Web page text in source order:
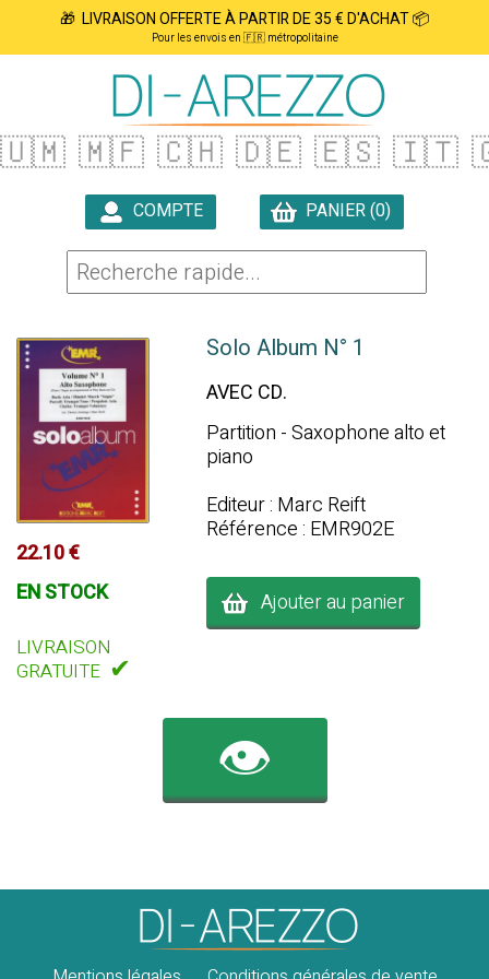
🎁 LIVRAISON OFFERTE À PARTIR DE 35 € D'ACHAT 📦
Pour les envois en 🇫🇷 métropolitaine
🇺🇲 🇲🇫 🇨🇭 🇩🇪 🇪🇸 🇮🇹
COMPTE
PANIER (0)
22.10 €
EN STOCK
LIVRAISON
GRATUITE ✔
Solo Album N° 1
AVEC CD.
Partition - Saxophone alto et
piano
Editeur : Marc Reift
Référence : EMR902E
Ajouter au panier
👁️